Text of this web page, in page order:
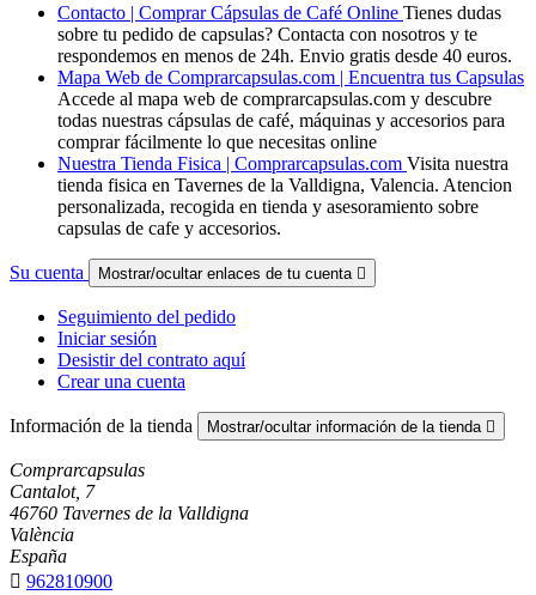
Contacto | Comprar Cápsulas de Café Online Tienes dudas
sobre tu pedido de capsulas? Contacta con nosotros y te
respondemos en menos de 24h. Envio gratis desde 40 euros.
Mapa Web de Comprarcapsulas.com | Encuentra tus Capsulas
Accede al mapa web de comprarcapsulas.com y descubre
todas nuestras cápsulas de café, máquinas y accesorios para
comprar fácilmente lo que necesitas online
Nuestra Tienda Fisica | Comprarcapsulas.com Visita nuestra
tienda fisica en Tavernes de la Valldigna, Valencia. Atencion
personalizada, recogida en tienda y asesoramiento sobre
capsulas de cafe y accesorios.
Su cuenta Mostrar/ocultar enlaces de tu cuenta 
Seguimiento del pedido
Iniciar sesión
Desistir del contrato aquí
Crear una cuenta
Información de la tienda Mostrar/ocultar información de la tienda 
Comprarcapsulas
Cantalot, 7
46760 Tavernes de la Valldigna
València
España
 962810900